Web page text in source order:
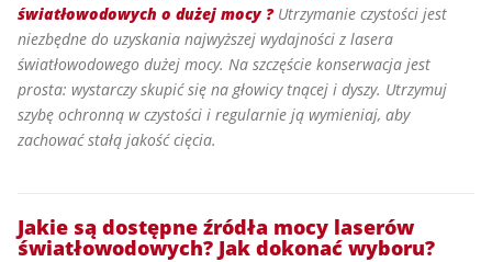
światłowodowych o dużej mocy ?Utrzymanie czystości jest
niezbędne do uzyskania najwyższej wydajności z lasera
światłowodowego dużej mocy. Na szczęście konserwacja jest
prosta: wystarczy skupić się na głowicy tnącej i dyszy. Utrzymuj
szybę ochronną w czystości i regularnie ją wymieniaj, aby
zachować stałą jakość cięcia.
Jakie są dostępne źródła mocy laserów
światłowodowych? Jak dokonać wyboru?